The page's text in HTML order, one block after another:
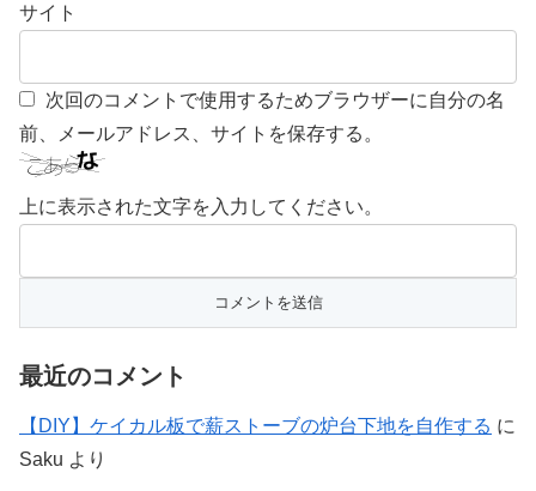
サイト
次回のコメントで使用するためブラウザーに自分の名
前、メールアドレス、サイトを保存する。
上に表示された文字を入力してください。
最近のコメント
【DIY】ケイカル板で薪ストーブの炉台下地を自作する に
Saku より